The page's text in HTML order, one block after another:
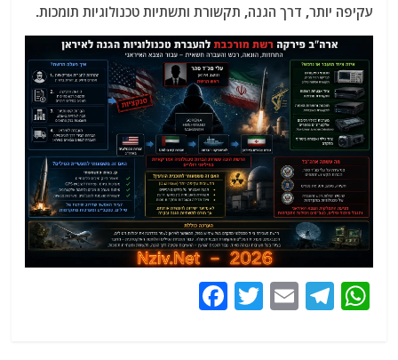
עקיפה יותר, דרך הגנה, תקשורת ותשתיות טכנולוגיות תומכות.
W
T
E
T